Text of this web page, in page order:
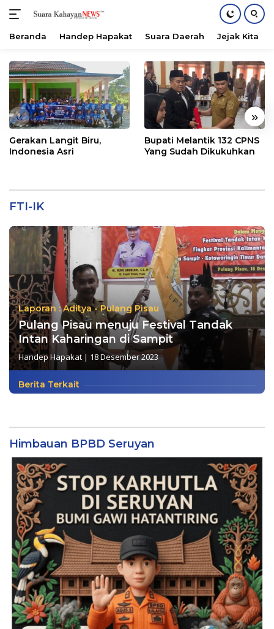
konten
Beranda Handep Hapakat Suara Daerah Jejak Kita
« »
Gerakan Langit Biru,
Indonesia Asri
Bupati Melantik 132 CPNS
Yang Sudah Dikukuhkan
FTI-IK
Laporan : Aditya - Pulang Pisau
Pulang Pisau menuju Festival Tandak
Intan Kaharingan di Sampit
Handep Hapakat | 18 Desember 2023
Berita Terkait
Himbauan BPBD Seruyan